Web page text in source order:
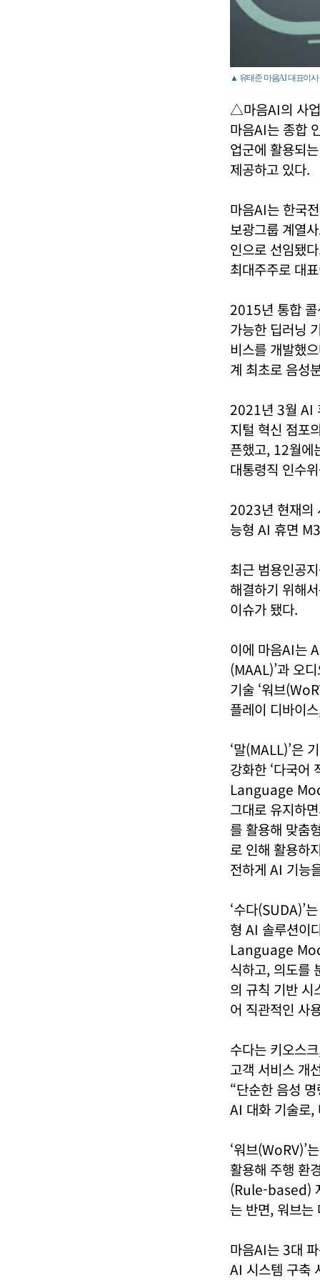
▲ 유태준 마음AI 대표이사
△마음AI의 사
마음AI는 종합
업군에 활용되
제공하고 있다.
마음AI는 한국
보광그룹 계열
인으로 선임됐
최대주주로 대
2015년 통합
가능한 딥러닝
비스를 개발했
계 최초로 음성
2021년 3월 AI
지털 혁신 점포
픈했고, 12월에
대통령직 인수
2023년 현재의
능형 AI 휴면
최근 범용인공
해결하기 위해
이슈가 됐다.
이에 마음AI는
(MAAL)’과 오
기술 ‘워브
플레이 디바이
‘말(MALL)’은
강화한 ‘다국
Language
그대로 유지하
를 활용해 맞춤
로 인해 활용하
전하게 AI 기능
‘수다
형 AI 솔루션이
Language
식하고, 의도를
의 규칙 기반 시
어 직관적인 사
수다는 키오스
고객 서비스 개
“단순한 음성
AI 대화 기술로,
‘워브(WoRV)’
활용해 주행 환
(Rule-based)
는 반면, 워브는
마음AI는 3대
AI 시스템 구축